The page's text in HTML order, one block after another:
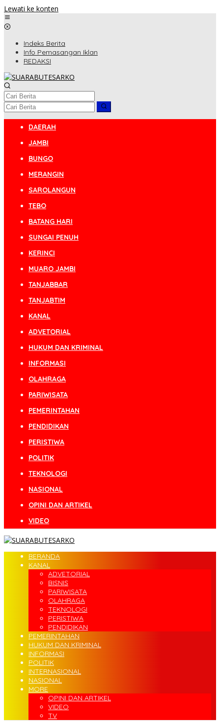
Lewati ke konten
Indeks Berita
Info Pemasangan Iklan
REDAKSI
DAERAH
JAMBI
BUNGO
MERANGIN
SAROLANGUN
TEBO
BATANG HARI
SUNGAI PENUH
KERINCI
MUARO JAMBI
TANJABBAR
TANJABTIM
KANAL
ADVETORIAL
HUKUM DAN KRIMINAL
INFORMASI
OLAHRAGA
PARIWISATA
PEMERINTAHAN
PENDIDIKAN
PERISTIWA
POLITIK
TEKNOLOGI
NASIONAL
OPINI DAN ARTIKEL
VIDEO
BERANDA
KANAL
ADVETORIAL
BISNIS
PARIWISATA
OLAHRAGA
TEKNOLOGI
PERISTIWA
PENDIDIKAN
PEMERINTAHAN
HUKUM DAN KRIMINAL
INFORMASI
POLITIK
INTERNASIONAL
NASIONAL
MORE
OPINI DAN ARTIKEL
VIDEO
TV